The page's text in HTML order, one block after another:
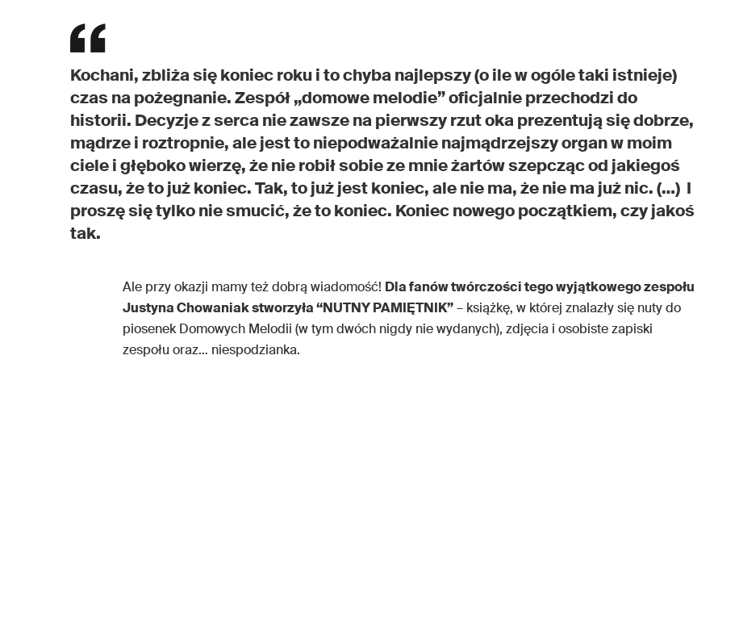
Kochani, zbliża się koniec roku i to chyba najlepszy (o ile w ogóle taki istnieje)
czas na pożegnanie. Zespół „domowe melodie” oficjalnie przechodzi do
historii. Decyzje z serca nie zawsze na pierwszy rzut oka prezentują się dobrze,
mądrze i roztropnie, ale jest to niepodważalnie najmądrzejszy organ w moim
ciele i głęboko wierzę, że nie robił sobie ze mnie żartów szepcząc od jakiegoś
czasu, że to już koniec. Tak, to już jest koniec, ale nie ma, że nie ma już nic. (…) I
proszę się tylko nie smucić, że to koniec. Koniec nowego początkiem, czy jakoś
tak.
Ale przy okazji mamy też dobrą wiadomość! Dla fanów twórczości tego wyjątkowego zespołu
Justyna Chowaniak stworzyła “NUTNY PAMIĘTNIK”– książkę, w której znalazły się nuty do
piosenek Domowych Melodii (w tym dwóch nigdy nie wydanych), zdjęcia i osobiste zapiski
zespołu oraz… niespodzianka.